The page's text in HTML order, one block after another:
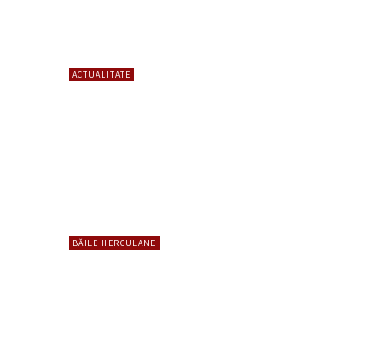
ACTUALITATE
BĂILE HERCULANE